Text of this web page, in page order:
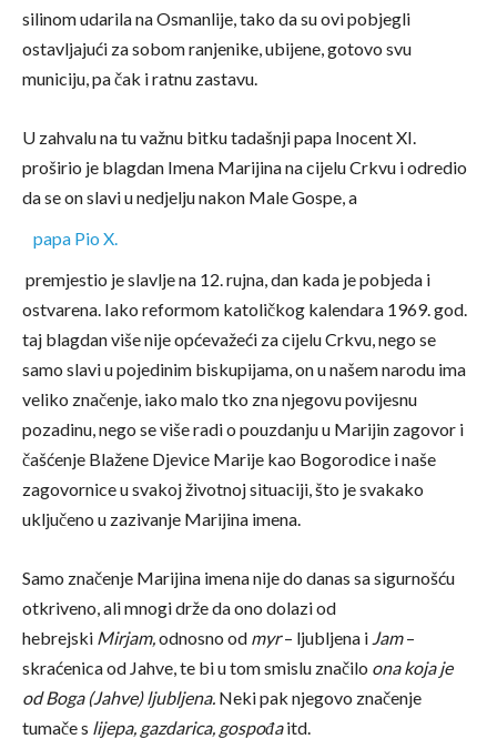
silinom udarila na Osmanlije, tako da su ovi pobjegli
ostavljajući za sobom ranjenike, ubijene, gotovo svu
municiju, pa čak i ratnu zastavu.
U zahvalu na tu važnu bitku tadašnji papa Inocent XI.
proširio je blagdan Imena Marijina na cijelu Crkvu i odredio
da se on slavi u nedjelju nakon Male Gospe, a
papa Pio X.
premjestio je slavlje na 12. rujna, dan kada je pobjeda i
ostvarena. Iako reformom katoličkog kalendara 1969. god.
taj blagdan više nije općevažeći za cijelu Crkvu, nego se
samo slavi u pojedinim biskupijama, on u našem narodu ima
veliko značenje, iako malo tko zna njegovu povijesnu
pozadinu, nego se više radi o pouzdanju u Marijin zagovor i
čašćenje Blažene Djevice Marije kao Bogorodice i naše
zagovornice u svakoj životnoj situaciji, što je svakako
uključeno u zazivanje Marijina imena.
Samo značenje Marijina imena nije do danas sa sigurnošću
otkriveno, ali mnogi drže da ono dolazi od
hebrejski Mirjam, odnosno od myr– ljubljena i Jam–
skraćenica od Jahve, te bi u tom smislu značilo ona koja je
od Boga (Jahve) ljubljena. Neki pak njegovo značenje
tumače s lijepa, gazdarica, gospođaitd.